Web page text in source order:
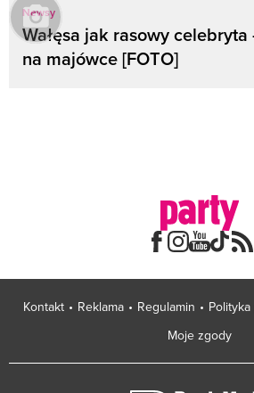
Newsy
Wałęsa jak rasowy celebryta
na majówce [FOTO]
Kontakt Reklama Regulamin
Moje zgody